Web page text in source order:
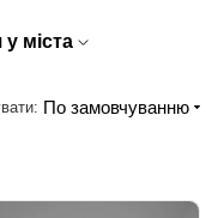
міста
По замовчуванню